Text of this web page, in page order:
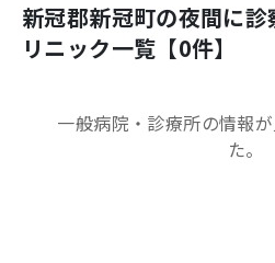
新冠郡新冠町の夜間に診
リニック一覧【0件】
一般病院・診療所の情報
た。